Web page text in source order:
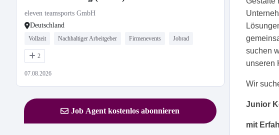
eleven teamsports GmbH
Deutschland
Vollzeit Nachhaltiger Arbeitgeber Firmenevents Jobrad
2
07.08.2026
Job Agent kostenlos abonnieren